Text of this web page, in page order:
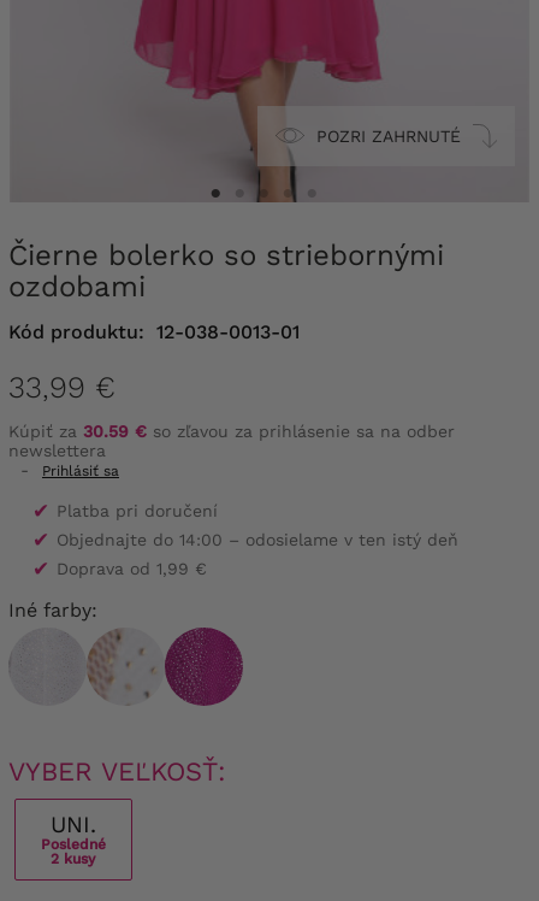
POZRI ZAHRNUTÉ
Čierne bolerko so striebornými
ozdobami
Kód produktu: 12-038-0013-01
33,99 €
Kúpiť za 30.59 € so zľavou za prihlásenie sa na odber
newslettera
-
Prihlásiť sa
✔ Platba pri doručení
✔ Objednajte do 14:00 – odosielame v ten istý deň
✔ Doprava od 1,99 €
Iné farby:
VYBER VEĽKOSŤ:
UNI.
Posledné
2 kusy